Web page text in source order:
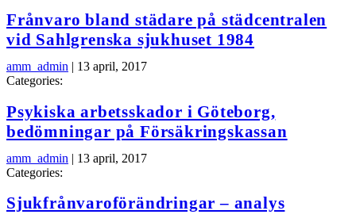
Frånvaro bland städare på städcentralen
vid Sahlgrenska sjukhuset 1984
amm_admin | 13 april, 2017
Categories:
Psykiska arbetsskador i Göteborg,
bedömningar på Försäkringskassan
amm_admin | 13 april, 2017
Categories:
Sjukfrånvaroförändringar – analys